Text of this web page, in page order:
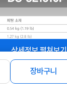
상세정보 펼쳐보기
장바구니